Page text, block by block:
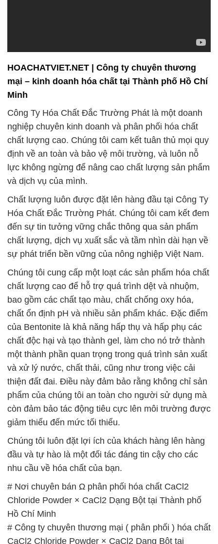
HOACHATVIET.NET | Công ty chuyên thương
mại – kinh doanh hóa chất tại Thành phố Hồ Chí
Minh
Công Ty Hóa Chất Đắc Trường Phát là một doanh
nghiệp chuyên kinh doanh và phân phối hóa chất
chất lượng cao. Chúng tôi cam kết tuân thủ mọi quy
định về an toàn và bảo vệ môi trường, và luôn nỗ
lực không ngừng để nâng cao chất lượng sản phẩm
và dịch vụ của mình.
Chất lượng luôn được đặt lên hàng đầu tại Công Ty
Hóa Chất Đắc Trường Phát. Chúng tôi cam kết đem
đến sự tin tưởng vững chắc thông qua sản phẩm
chất lượng, dịch vụ xuất sắc và tầm nhìn dài hạn về
sự phát triển bền vững của nông nghiệp Việt Nam.
Chúng tôi cung cấp một loạt các sản phẩm hóa chất
chất lượng cao để hỗ trợ quá trình dệt và nhuộm,
bao gồm các chất tạo màu, chất chống oxy hóa,
chất ổn định pH và nhiều sản phẩm khác. Đặc điểm
của Bentonite là khả năng hấp thụ và hấp phụ các
chất độc hại và tạo thành gel, làm cho nó trở thành
một thành phần quan trọng trong quá trình sản xuất
và xử lý nước, chất thải, cũng như trong việc cải
thiện đất đai. Điều này đảm bảo rằng không chỉ sản
phẩm của chúng tôi an toàn cho người sử dụng mà
còn đảm bảo tác động tiêu cực lên môi trường được
giảm thiểu đến mức tối thiểu.
Chúng tôi luôn đặt lợi ích của khách hàng lên hàng
đầu và tự hào là một đối tác đáng tin cậy cho các
nhu cầu về hóa chất của bạn.
# Nơi chuyên bán Ω phân phối hóa chất CaCl2
Chloride Powder × CaCl2 Dạng Bột tại Thành phố
Hồ Chí Minh
# Công ty chuyên thương mại ( phân phối ) hóa chất
CaCl2 Chloride Powder × CaCl2 Dạng Bột tại